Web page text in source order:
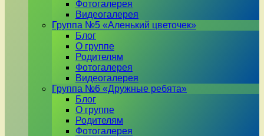
Фотогалерея
Видеогалерея
Группа №5 «Аленький цветочек»
Блог
О группе
Родителям
Фотогалерея
Видеогалерея
Группа №6 «Дружные ребята»
Блог
О группе
Родителям
Фотогалерея